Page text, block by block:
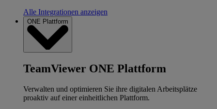
Alle Integrationen anzeigen
ONE Plattform
TeamViewer ONE Plattform
Verwalten und optimieren Sie ihre digitalen Arbeitsplätze
proaktiv auf einer einheitlichen Plattform.